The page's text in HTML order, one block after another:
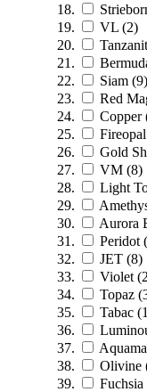
VL (2)
Siam (9)
Red
Copper
Fireopal
Gold
VM (8)
Light
Aurora
Peridot
JET (8)
Violet
Topaz
Tabac
Olivine
Fuchsia